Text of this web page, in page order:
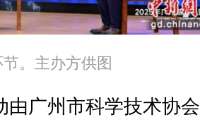
。主办方供图
广州市科学技术协